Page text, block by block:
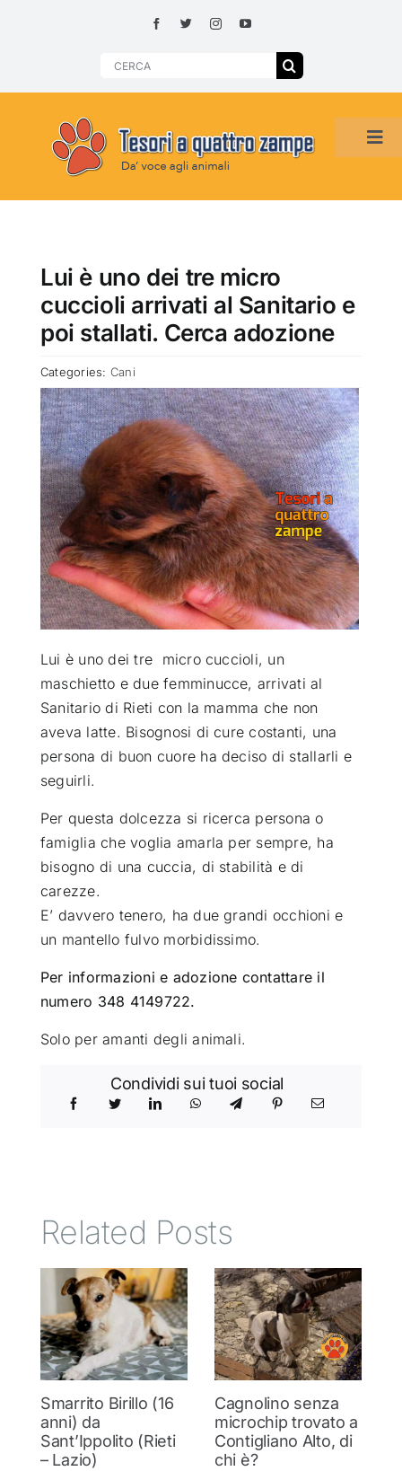
Search
HOME
SMARRITI O DA ADOTTARE
ADOTTATI O RITROVATI
ATTUALITÀ
VIDEO
CHI SIAMO
RUBRICHE
SEMPRE CON ME
Lui è uno dei tre micro
cuccioli arrivati al Sanitario e
poi stallati. Cerca adozione
Categories: Cani
Lui è uno dei tre micro cuccioli, un
maschietto e due femminucce, arrivati al
Sanitario di Rieti con la mamma che non
aveva latte. Bisognosi di cure costanti, una
persona di buon cuore ha deciso di stallarli e
seguirli.
Per questa dolcezza si ricerca persona o
famiglia che voglia amarla per sempre, ha
bisogno di una cuccia, di stabilità e di
carezze.
E’ davvero tenero, ha due grandi occhioni e
un mantello fulvo morbidissimo.
Per informazioni e adozione contattare il
numero 348 4149722.
Solo per amanti degli animali.
Condividi sui tuoi social
Related Posts
Smarrito Birillo (16
anni) da
Sant’Ippolito (Rieti
– Lazio)
Cagnolino senza
microchip trovato a
Contigliano Alto, di
chi è?